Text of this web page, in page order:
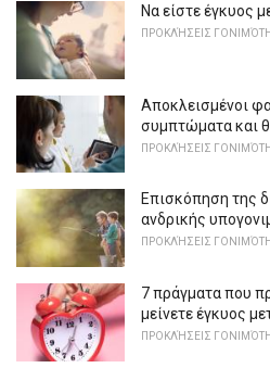
Να είστε έγκυος
ΠΡΟΚΛΉΣΕΙΣ
Αποκλεισμένοι
συμπτώματα και
ΠΡΟΚΛΉΣΕΙΣ
Επισκόπηση της
ανδρικής
ΠΡΟΚΛΉΣΕΙΣ
7 πράγματα που
μείνετε έγκυος
ΠΡΟΚΛΉΣΕΙΣ